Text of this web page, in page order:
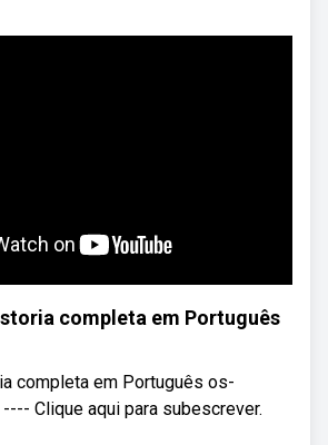
completa em Português
completa em Português os-
Clique aqui para subescrever.